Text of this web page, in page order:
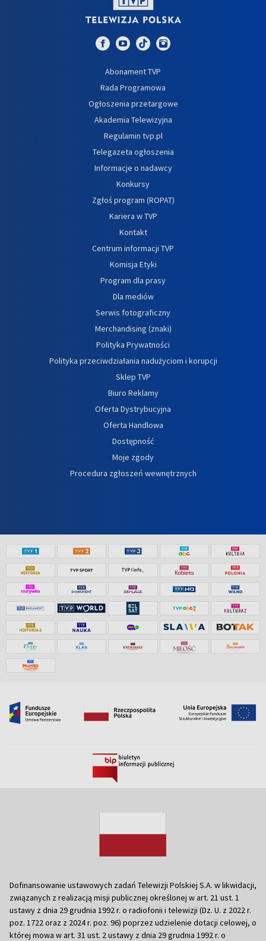
Abonament TVP
Rada Programowa
Ogłoszenia przetargowe
Akademia Telewizyjna
Regulamin tvp.pl
Telegazeta ogłoszenia
Informacje o nadawcy
Konkursy
Zgłoś program (ROPAT)
Kariera w TVP
Kontakt
Centrum informacji TVP
Komisja Etyki
Program dla prasy
Dla mediów
Serwis fotograficzny
Merchandising (znaki)
Polityka Prywatności
Polityka przeciwdziałania nadużyciom i korupcji
Sklep TVP
Biuro Reklamy
Oferta Dystrybucyjna
Oferta Handlowa
Dostępność
Moje zgody
Procedura zgłoszeń wewnętrznych
Dofinansowanie ustawowych zadań Telewizji Polskiej S.A. w likwidacji,
związanych z realizacją misji publicznej określonej w art. 21 ust. 1
ustawy z dnia 29 grudnia 1992 r. o radiofonii i telewizji (Dz. U. z 2022 r.
poz. 1722 oraz z 2024 r. poz. 96) poprzez udzielenie dotacji celowej, o
której mowa w art. 31 ust. 2 ustawy z dnia 29 grudnia 1992 r. o